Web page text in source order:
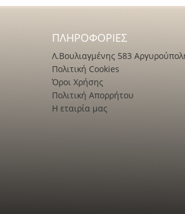
ΠΛΗΡΟΦΟΡΊΕΣ
Λ.Βουλιαγμένης 583
Πολιτική Cookies
Όροι Χρήσης
Πολιτική Απορρήτου
Η εταιρία μας